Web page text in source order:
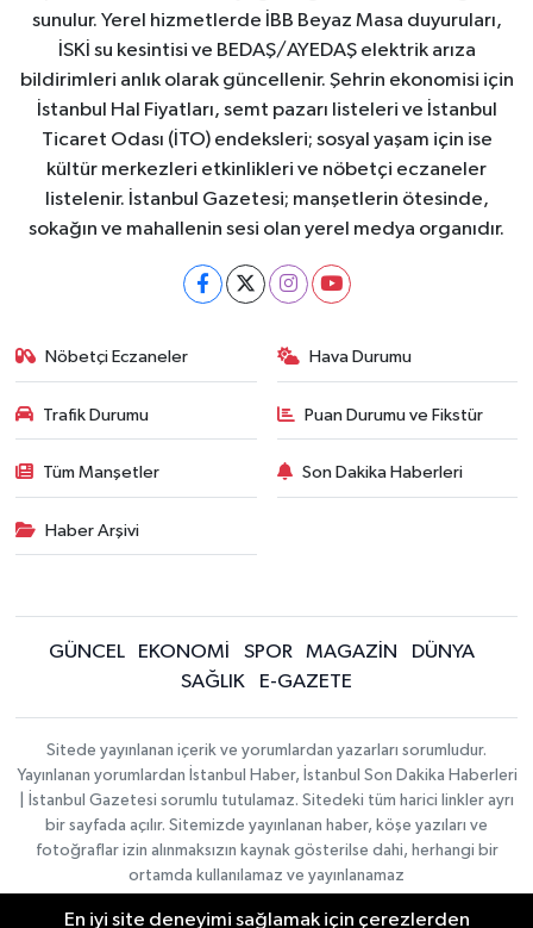
sunulur. Yerel hizmetlerde İBB Beyaz Masa duyuruları,
İSKİ su kesintisi ve BEDAŞ/AYEDAŞ elektrik arıza
bildirimleri anlık olarak güncellenir. Şehrin ekonomisi için
İstanbul Hal Fiyatları, semt pazarı listeleri ve İstanbul
Ticaret Odası (İTO) endeksleri; sosyal yaşam için ise
kültür merkezleri etkinlikleri ve nöbetçi eczaneler
listelenir. İstanbul Gazetesi; manşetlerin ötesinde,
sokağın ve mahallenin sesi olan yerel medya organıdır.
Nöbetçi Eczaneler Hava Durumu
Trafik Durumu Puan Durumu ve Fikstür
Tüm Manşetler Son Dakika Haberleri
Haber Arşivi
GÜNCEL EKONOMİ SPOR MAGAZİN
DÜNYA
SAĞLIK
E-GAZETE
Sitede yayınlanan içerik ve yorumlardan yazarları sorumludur.
Yayınlanan yorumlardan İstanbul Haber, İstanbul Son Dakika Haberleri
| İstanbul Gazetesi sorumlu tutulamaz. Sitedeki tüm harici linkler ayrı
bir sayfada açılır. Sitemizde yayınlanan haber, köşe yazıları ve
fotoğraflar izin alınmaksızın kaynak gösterilse dahi, herhangi bir
ortamda kullanılamaz ve yayınlanamaz
En iyi site deneyimi sağlamak için çerezlerden